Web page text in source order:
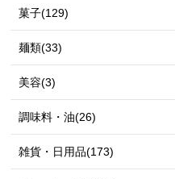
菓子(129)
麺類(33)
美容(3)
調味料・油(26)
雑貨・日用品(173)